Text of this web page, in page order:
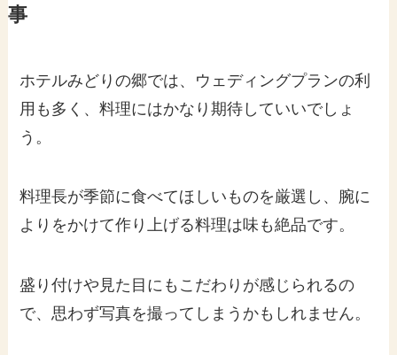
事
ホテルみどりの郷では、ウェディングプランの利
用も多く、料理にはかなり期待していいでしょ
う。
料理長が季節に食べてほしいものを厳選し、腕に
よりをかけて作り上げる料理は味も絶品です。
盛り付けや見た目にもこだわりが感じられるの
で、思わず写真を撮ってしまうかもしれません。